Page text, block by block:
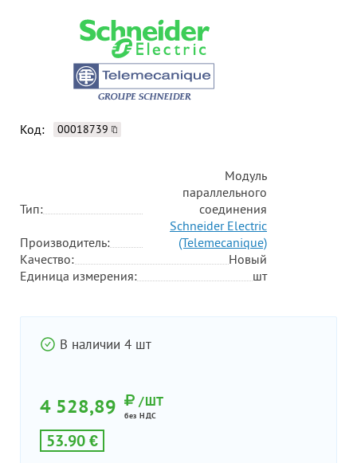
Код: 00018739
Тип:
Модуль
параллельного
соединения
Производитель:
Schneider Electric
(Telemecanique)
Качество:
Новый
Единица измерения:
шт
В наличии 4 шт
4 528,89 /ШТ
без НДС
53.90 €